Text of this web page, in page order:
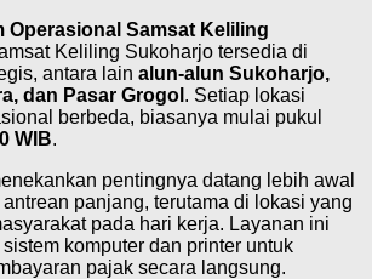
Operasional Samsat Keliling
Keliling Sukoharjo tersedia di
antara lain alun-alun Sukoharjo,
dan Pasar Grogol . Setiap lokasi
berbeda, biasanya mulai pukul
WIB.
pentingnya datang lebih awal
panjang, terutama di lokasi yang
pada hari kerja. Layanan ini
komputer dan printer untuk
pajak secara langsung.